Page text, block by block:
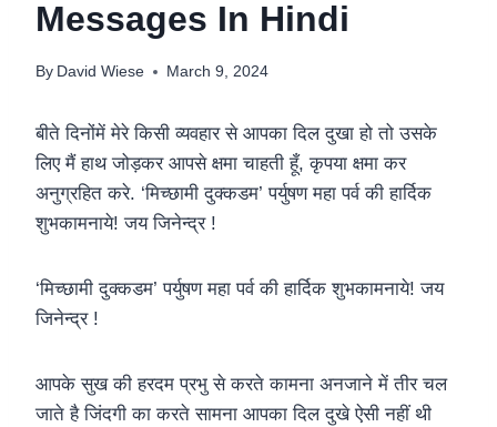
Messages In Hindi
By David Wiese March 9, 2024
बीते दिनोंमें मेरे किसी व्यवहार से आपका दिल दुखा हो तो उसके
लिए मैं हाथ जोड़कर आपसे क्षमा चाहती हूँ, कृपया क्षमा कर
अनुग्रहित करे. ‘मिच्छामी दुक्कडम’ पर्युषण महा पर्व की हार्दिक
शुभकामनाये! जय जिनेन्द्र !
‘मिच्छामी दुक्कडम’ पर्युषण महा पर्व की हार्दिक शुभकामनाये! जय
जिनेन्द्र !
आपके सुख की हरदम प्रभु से करते कामना अनजाने में तीर चल
जाते है जिंदगी का करते सामना आपका दिल दुखे ऐसी नहीं थी